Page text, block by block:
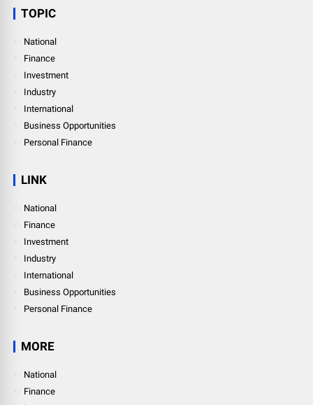
TOPIC
National
Finance
Investment
Industry
International
Business Opportunities
Personal Finance
LINK
National
Finance
Investment
Industry
International
Business Opportunities
Personal Finance
MORE
National
Finance